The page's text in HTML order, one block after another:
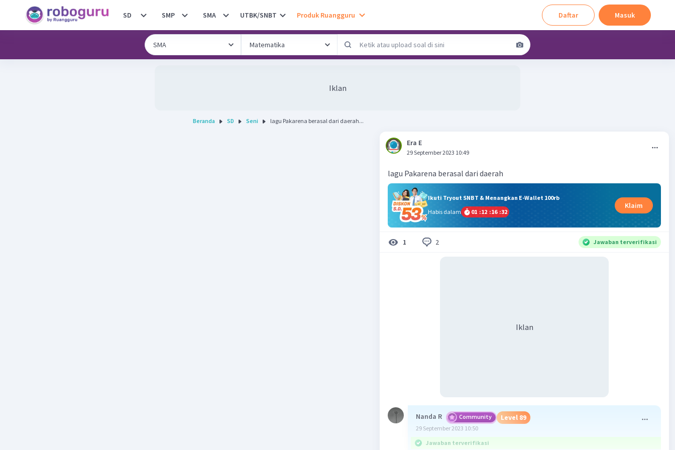
SD SMP SMA UTBK/SNBT Produk Ruangguru Daftar Masuk
Iklan
Beranda SD Seni lagu Pakarena berasal dari daerah...
Era E
29 September 2023 10:49
lagu Pakarena berasal dari daerah
Ikuti Tryout SNBT & Menangkan E-Wallet 100rb
Habis dalam
01 :12 :16 :31
Klaim
1 2 Jawaban terverifikasi
Iklan
Nanda R Community Level 89
29 September 2023 10:50
Jawaban terverifikasi